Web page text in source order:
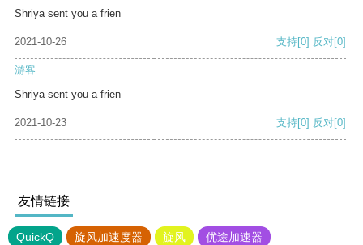
Shriya sent you a frien
2021-10-26 支持[0] 反对[0]
游客
Shriya sent you a frien
2021-10-23 支持[0] 反对[0]
友情链接
QuickQ 旋风加速度器 旋风
优途加速器